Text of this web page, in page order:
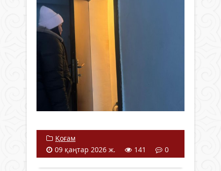
Қоғам
09 қаңтар 2026 ж.
141 0